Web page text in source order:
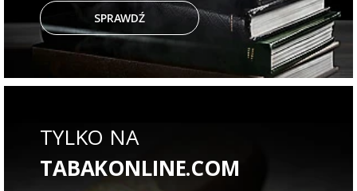
SPRAWDŹ
TYLKO NA
TABAKONLINE.COM